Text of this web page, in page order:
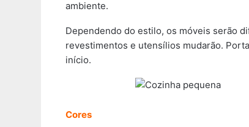
ambiente.
Dependendo do estilo, os móveis serão
revestimentos e utensílios mudarão.
início.
Cores